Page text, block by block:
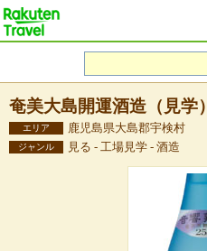
奄美大島開運酒造（見学）
エリア 鹿児島県大島郡宇検村
ジャンル 見る - 工場見学 - 酒造